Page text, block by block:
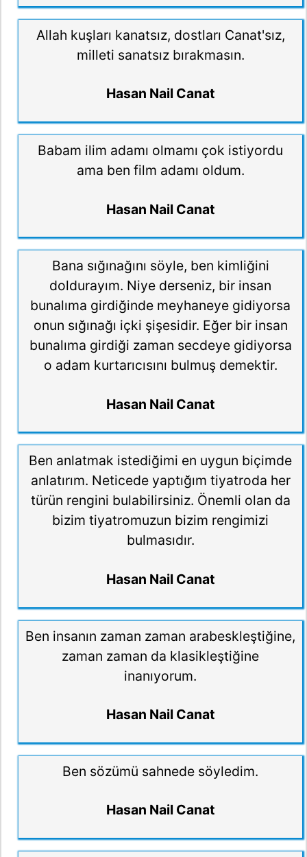
Allah kuşları kanatsız, dostları Canat'sız,
milleti sanatsız bırakmasın.
Hasan Nail Canat
Babam ilim adamı olmamı çok istiyordu
ama ben film adamı oldum.
Hasan Nail Canat
Bana sığınağını söyle, ben kimliğini
doldurayım. Niye derseniz, bir insan
bunalıma girdiğinde meyhaneye gidiyorsa
onun sığınağı içki şişesidir. Eğer bir insan
bunalıma girdiği zaman secdeye gidiyorsa
o adam kurtarıcısını bulmuş demektir.
Hasan Nail Canat
Ben anlatmak istediğimi en uygun biçimde
anlatırım. Neticede yaptığım tiyatroda her
türün rengini bulabilirsiniz. Önemli olan da
bizim tiyatromuzun bizim rengimizi
bulmasıdır.
Hasan Nail Canat
Ben insanın zaman zaman arabeskleştiğine,
zaman zaman da klasikleştiğine
inanıyorum.
Hasan Nail Canat
Ben sözümü sahnede söyledim.
Hasan Nail Canat